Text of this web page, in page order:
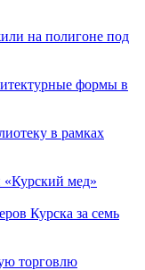
на полигоне под
формы в
в рамках
«Курский мед»
Курска за семь
торговлю